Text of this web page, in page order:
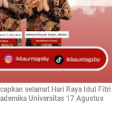
selamat Hari Raya Idul Fitri
Universitas 17 Agustus